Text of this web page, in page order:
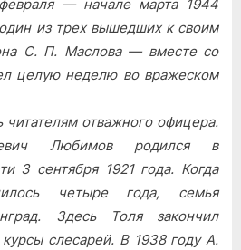
— начале марта 1944
из трех вышедших к своим
С. П. Маслова — вместе со
целую неделю во вражеском
читателям отважного офицера.
Любимов родился в
3 сентября 1921 года. Когда
четыре года, семья
Здесь Толя закончил
слесарей. В 1938 году А.